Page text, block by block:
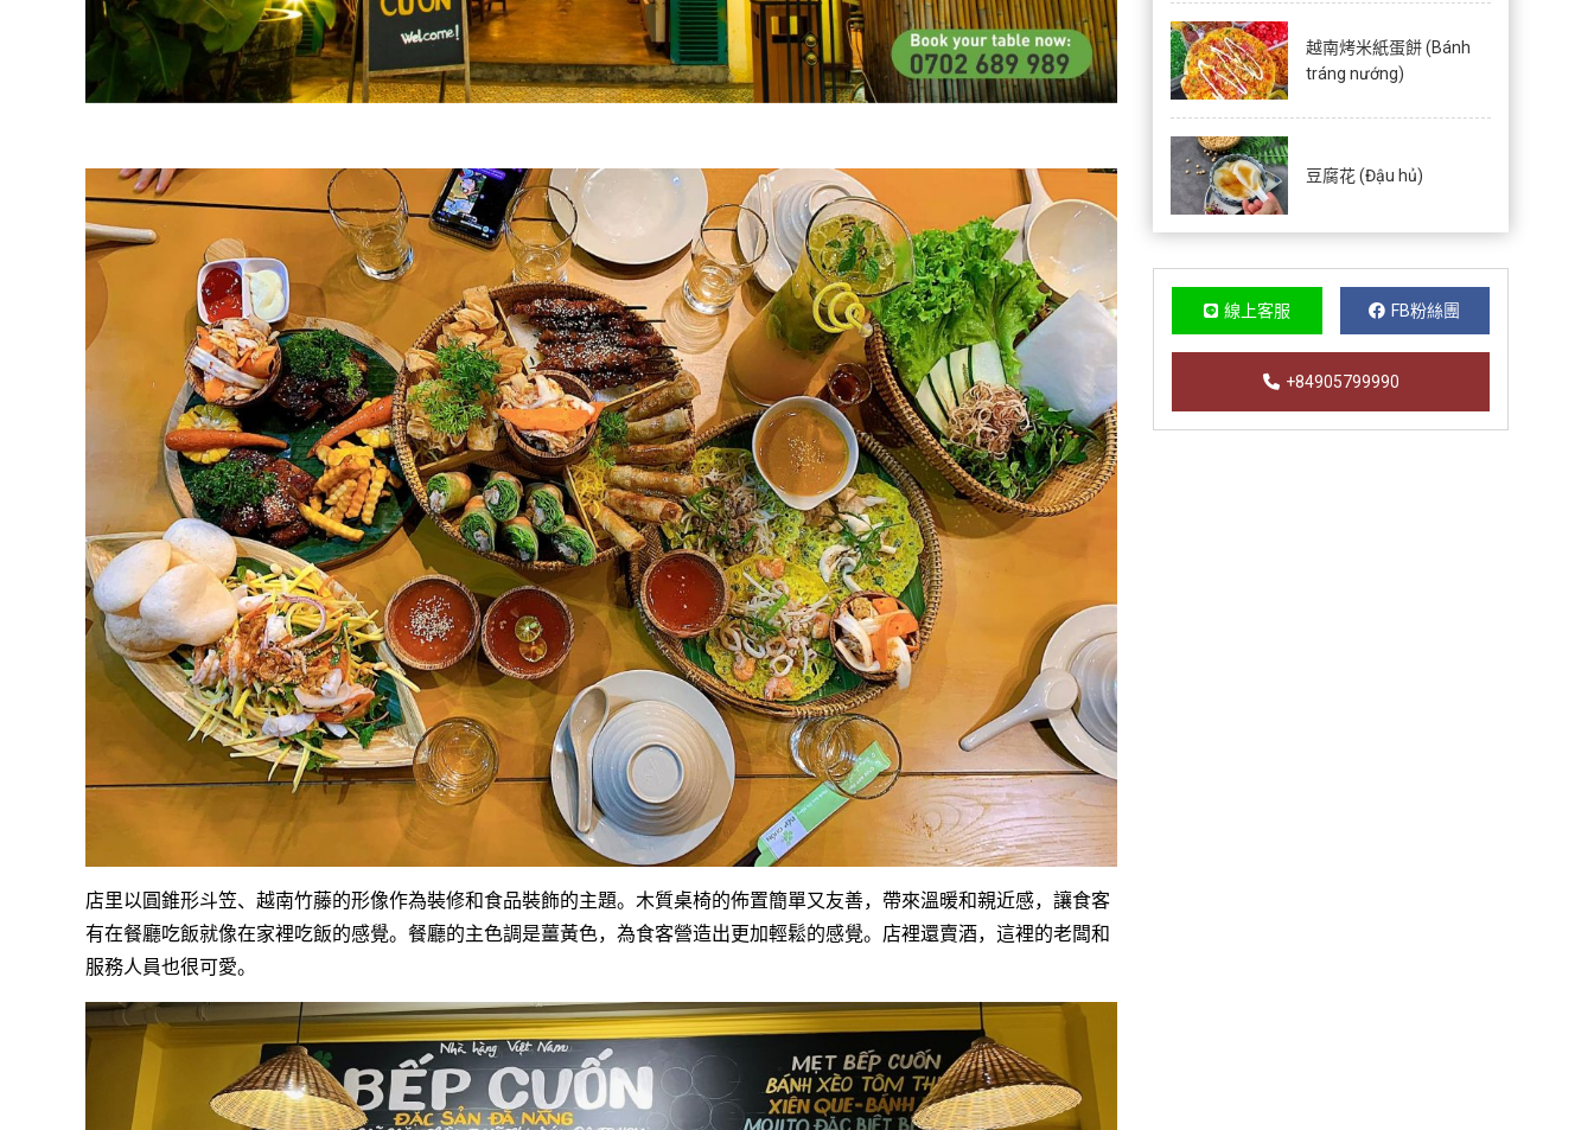
店里以圓錐形斗笠、越南竹藤的形像作為裝修和食品裝飾的主題。木質桌椅的佈置簡單又友善，帶來溫暖和親近感，讓食客
有在餐廳吃飯就像在家裡吃飯的感覺。餐廳的主色調是薑黃色，為食客營造出更加輕鬆的感覺。店裡還賣酒，這裡的老闆和
服務人員也很可愛。
越南烤米紙蛋餅 (Bánh
tráng nướng)
豆腐花 (Đậu hủ)
線上客服 FB粉絲團
+84905799990